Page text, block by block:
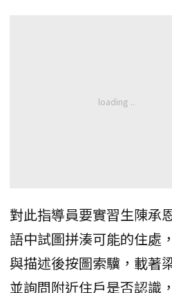
對此指導員要實習生陳承
語中試圖拼湊可能的住處
與描述後按圖索驥，載著
並詢問附近住戶是否認識